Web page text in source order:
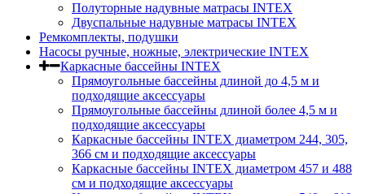
Полуторные надувные матрасы INTEX
Двуспальные надувные матрасы INTEX
Ремкомплекты, подушки
Насосы ручные, ножные, электрические INTEX
Каркасные бассейны INTEX
Прямоугольные бассейны длиной до 4,5 м и
подходящие аксессуары
Прямоугольные бассейны длиной более 4,5 м и
подходящие аксессуары
Каркасные бассейны INTEX диаметром 244, 305,
366 см и подходящие аксессуары
Каркасные бассейны INTEX диаметром 457 и 488
cм и подходящие аксессуары